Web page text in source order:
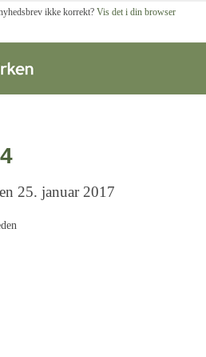
ikke korrekt? Vis det i din browser
25. januar 2017